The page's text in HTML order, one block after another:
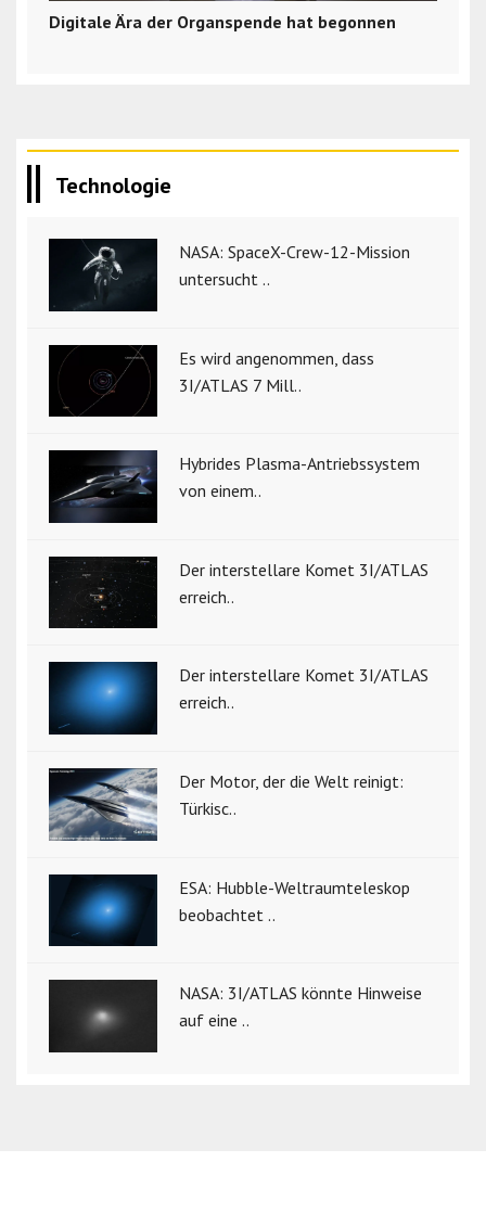
Digitale Ära der Organspende hat begonnen
Technologie
NASA: SpaceX-Crew-12-Mission
untersucht ..
Es wird angenommen, dass
3I/ATLAS 7 Mill..
Hybrides Plasma-Antriebssystem
von einem..
Der interstellare Komet 3I/ATLAS
erreich..
Der interstellare Komet 3I/ATLAS
erreich..
Der Motor, der die Welt reinigt:
Türkisc..
ESA: Hubble-Weltraumteleskop
beobachtet ..
NASA: 3I/ATLAS könnte Hinweise
auf eine ..